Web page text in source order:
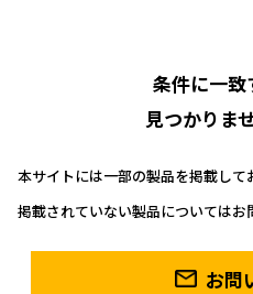
条件に一
見つかりま
本サイトには一部の製品を掲載して
掲載されていない製品についてはお
お問